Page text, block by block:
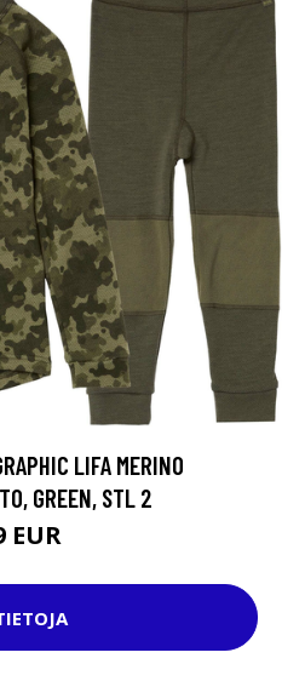
LIFA MERINO
GREEN, STL 2
EUR